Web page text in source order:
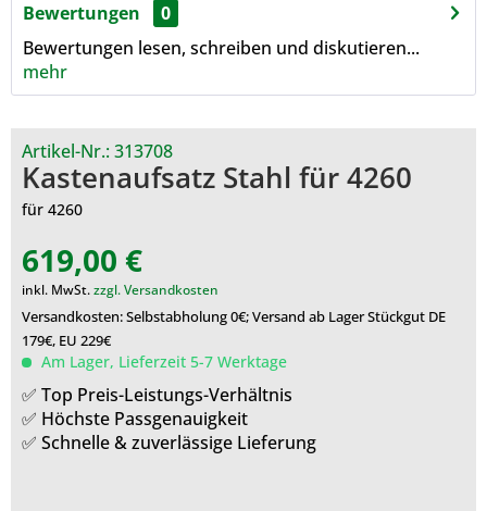
Bewertungen
0
Bewertungen lesen, schreiben und diskutieren...
mehr
Artikel-Nr.:313708
Kastenaufsatz Stahl für 4260
für 4260
619,00 €
inkl. MwSt.zzgl. Versandkosten
Versandkosten: Selbstabholung 0€; Versand ab Lager Stückgut DE
179€, EU 229€
Am Lager, Lieferzeit 5-7 Werktage
✅ Top Preis-Leistungs-Verhältnis
✅ Höchste Passgenauigkeit
✅ Schnelle & zuverlässige Lieferung